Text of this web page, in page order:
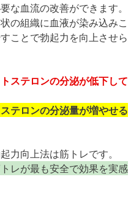
な血流の改善ができます。
の組織に血液が染み込みこ
ことで勃起力を向上させら
ステロンの分泌が低下して
テロンの分泌量が増やせる
力向上法は筋トレです。
レが最も安全で効果を実感